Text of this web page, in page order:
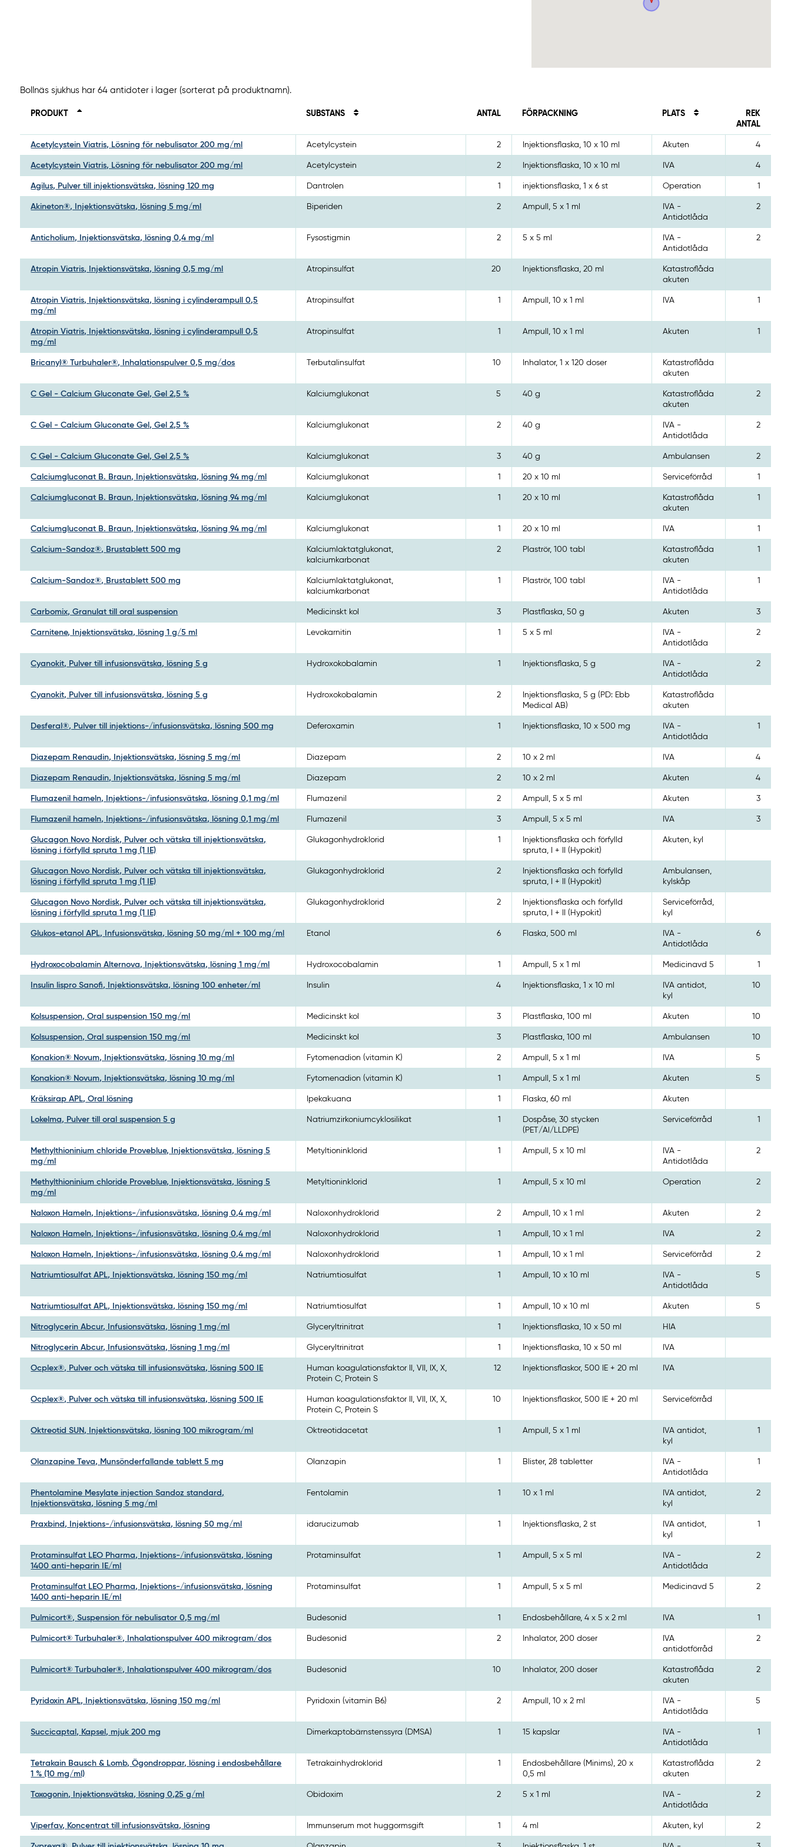
Bollnäs sjukhus har 64 antidoter i lager (sorterat på produktnamn).
PRODUKT SUBSTANS ANTAL FÖRPACKNING PLATS
REK
ANTAL
Acetylcystein Viatris, Lösning för nebulisator 200 mg/ml Acetylcystein 2 Injektionsflaska, 10 x 10 ml Akuten 4
Acetylcystein Viatris, Lösning för nebulisator 200 mg/ml Acetylcystein 2 Injektionsflaska, 10 x 10 ml IVA 4
Agilus, Pulver till injektionsvätska, lösning 120 mg Dantrolen 1 injektionsflaska, 1 x 6 st Operation 1
Akineton®, Injektionsvätska, lösning 5 mg/ml Biperiden 2 Ampull, 5 x 1 ml
IVA -
Antidotlåda
2
Anticholium, Injektionsvätska, lösning 0,4 mg/ml Fysostigmin 2 5 x 5 ml
IVA -
Antidotlåda
2
Atropin Viatris, Injektionsvätska, lösning 0,5 mg/ml Atropinsulfat 20 Injektionsflaska, 20 ml
Katastroflåda
akuten
Atropin Viatris, Injektionsvätska, lösning i cylinderampull 0,5
mg/ml
Atropinsulfat 1 Ampull, 10 x 1 ml IVA 1
Atropin Viatris, Injektionsvätska, lösning i cylinderampull 0,5
mg/ml
Atropinsulfat 1 Ampull, 10 x 1 ml Akuten 1
Bricanyl® Turbuhaler®, Inhalationspulver 0,5 mg/dos Terbutalinsulfat 10 Inhalator, 1 x 120 doser
Katastroflåda
akuten
C Gel - Calcium Gluconate Gel, Gel 2,5 % Kalciumglukonat 5 40 g
Katastroflåda
akuten
2
C Gel - Calcium Gluconate Gel, Gel 2,5 % Kalciumglukonat 2 40 g
IVA -
Antidotlåda
2
C Gel - Calcium Gluconate Gel, Gel 2,5 % Kalciumglukonat 3 40 g Ambulansen 2
Calciumgluconat B. Braun, Injektionsvätska, lösning 94 mg/ml Kalciumglukonat 1 20 x 10 ml Serviceförråd 1
Calciumgluconat B. Braun, Injektionsvätska, lösning 94 mg/ml Kalciumglukonat 1 20 x 10 ml
Katastroflåda
akuten
1
Calciumgluconat B. Braun, Injektionsvätska, lösning 94 mg/ml Kalciumglukonat 1 20 x 10 ml IVA 1
Calcium-Sandoz®, Brustablett 500 mg
Kalciumlaktatglukonat,
kalciumkarbonat
2 Plaströr, 100 tabl
Katastroflåda
akuten
1
Calcium-Sandoz®, Brustablett 500 mg
Kalciumlaktatglukonat,
kalciumkarbonat
1 Plaströr, 100 tabl
IVA -
Antidotlåda
1
Carbomix, Granulat till oral suspension Medicinskt kol 3 Plastflaska, 50 g Akuten 3
Carnitene, Injektionsvätska, lösning 1 g/5 ml Levokarnitin 1 5 x 5 ml
IVA -
Antidotlåda
2
Cyanokit, Pulver till infusionsvätska, lösning 5 g Hydroxokobalamin 1 Injektionsflaska, 5 g
IVA -
Antidotlåda
2
Cyanokit, Pulver till infusionsvätska, lösning 5 g Hydroxokobalamin 2
Injektionsflaska, 5 g (PD: Ebb
Medical AB)
Katastroflåda
akuten
Desferal®, Pulver till injektions-/infusionsvätska, lösning 500 mg Deferoxamin 1 Injektionsflaska, 10 x 500 mg
IVA -
Antidotlåda
1
Diazepam Renaudin, Injektionsvätska, lösning 5 mg/ml Diazepam 2 10 x 2 ml IVA 4
Diazepam Renaudin, Injektionsvätska, lösning 5 mg/ml Diazepam 2 10 x 2 ml Akuten 4
Flumazenil hameln, Injektions-/infusionsvätska, lösning 0,1 mg/ml Flumazenil 2 Ampull, 5 x 5 ml Akuten 3
Flumazenil hameln, Injektions-/infusionsvätska, lösning 0,1 mg/ml Flumazenil 3 Ampull, 5 x 5 ml IVA 3
Glucagon Novo Nordisk, Pulver och vätska till injektionsvätska,
lösning i förfylld spruta 1 mg (1 IE)
Glukagonhydroklorid 1
Injektionsflaska och förfylld
spruta, I + II (Hypokit)
Akuten, kyl
Glucagon Novo Nordisk, Pulver och vätska till injektionsvätska,
lösning i förfylld spruta 1 mg (1 IE)
Glukagonhydroklorid 2
Injektionsflaska och förfylld
spruta, I + II (Hypokit)
Ambulansen,
kylskåp
Glucagon Novo Nordisk, Pulver och vätska till injektionsvätska,
lösning i förfylld spruta 1 mg (1 IE)
Glukagonhydroklorid 2
Injektionsflaska och förfylld
spruta, I + II (Hypokit)
Serviceförråd,
kyl
Glukos-etanol APL, Infusionsvätska, lösning 50 mg/ml + 100 mg/ml Etanol 6 Flaska, 500 ml
IVA -
Antidotlåda
6
Hydroxocobalamin Alternova, Injektionsvätska, lösning 1 mg/ml Hydroxocobalamin 1 Ampull, 5 x 1 ml Medicinavd 5 1
Insulin lispro Sanofi, Injektionsvätska, lösning 100 enheter/ml Insulin 4 Injektionsflaska, 1 x 10 ml
IVA antidot,
kyl
10
Kolsuspension, Oral suspension 150 mg/ml Medicinskt kol 3 Plastflaska, 100 ml Akuten 10
Kolsuspension, Oral suspension 150 mg/ml Medicinskt kol 3 Plastflaska, 100 ml Ambulansen 10
Konakion® Novum, Injektionsvätska, lösning 10 mg/ml Fytomenadion (vitamin K) 2 Ampull, 5 x 1 ml IVA 5
Konakion® Novum, Injektionsvätska, lösning 10 mg/ml Fytomenadion (vitamin K) 1 Ampull, 5 x 1 ml Akuten 5
Kräksirap APL, Oral lösning Ipekakuana 1 Flaska, 60 ml Akuten
Lokelma, Pulver till oral suspension 5 g Natriumzirkoniumcyklosilikat 1
Dospåse, 30 stycken
(PET/Al/LLDPE)
Serviceförråd 1
Methylthioninium chloride Proveblue, Injektionsvätska, lösning 5
mg/ml
Metyltioninklorid 1 Ampull, 5 x 10 ml
IVA -
Antidotlåda
2
Methylthioninium chloride Proveblue, Injektionsvätska, lösning 5
mg/ml
Metyltioninklorid 1 Ampull, 5 x 10 ml Operation 2
Naloxon Hameln, Injektions-/infusionsvätska, lösning 0,4 mg/ml Naloxonhydroklorid 2 Ampull, 10 x 1 ml Akuten 2
Naloxon Hameln, Injektions-/infusionsvätska, lösning 0,4 mg/ml Naloxonhydroklorid 1 Ampull, 10 x 1 ml IVA 2
Naloxon Hameln, Injektions-/infusionsvätska, lösning 0,4 mg/ml Naloxonhydroklorid 1 Ampull, 10 x 1 ml Serviceförråd 2
Natriumtiosulfat APL, Injektionsvätska, lösning 150 mg/ml Natriumtiosulfat 1 Ampull, 10 x 10 ml
IVA -
Antidotlåda
5
Natriumtiosulfat APL, Injektionsvätska, lösning 150 mg/ml Natriumtiosulfat 1 Ampull, 10 x 10 ml Akuten 5
Nitroglycerin Abcur, Infusionsvätska, lösning 1 mg/ml Glyceryltrinitrat 1 Injektionsflaska, 10 x 50 ml HIA
Nitroglycerin Abcur, Infusionsvätska, lösning 1 mg/ml Glyceryltrinitrat 1 Injektionsflaska, 10 x 50 ml IVA
Ocplex®, Pulver och vätska till infusionsvätska, lösning 500 IE
Human koagulationsfaktor II, VII, IX, X,
Protein C, Protein S
12 Injektionsflaskor, 500 IE + 20 ml IVA
Ocplex®, Pulver och vätska till infusionsvätska, lösning 500 IE
Human koagulationsfaktor II, VII, IX, X,
Protein C, Protein S
10 Injektionsflaskor, 500 IE + 20 ml Serviceförråd
Oktreotid SUN, Injektionsvätska, lösning 100 mikrogram/ml Oktreotidacetat 1 Ampull, 5 x 1 ml
IVA antidot,
kyl
1
Olanzapine Teva, Munsönderfallande tablett 5 mg Olanzapin 1 Blister, 28 tabletter
IVA -
Antidotlåda
1
Phentolamine Mesylate injection Sandoz standard,
Injektionsvätska, lösning 5 mg/ml
Fentolamin 1 10 x 1 ml
IVA antidot,
kyl
2
Praxbind, Injektions-/infusionsvätska, lösning 50 mg/ml idarucizumab 1 Injektionsflaska, 2 st
IVA antidot,
kyl
1
Protaminsulfat LEO Pharma, Injektions-/infusionsvätska, lösning
1400 anti-heparin IE/ml
Protaminsulfat 1 Ampull, 5 x 5 ml
IVA -
Antidotlåda
2
Protaminsulfat LEO Pharma, Injektions-/infusionsvätska, lösning
1400 anti-heparin IE/ml
Protaminsulfat 1 Ampull, 5 x 5 ml Medicinavd 5 2
Pulmicort®, Suspension för nebulisator 0,5 mg/ml Budesonid 1 Endosbehållare, 4 x 5 x 2 ml IVA 1
Pulmicort® Turbuhaler®, Inhalationspulver 400 mikrogram/dos Budesonid 2 Inhalator, 200 doser
IVA
antidotförråd
2
Pulmicort® Turbuhaler®, Inhalationspulver 400 mikrogram/dos Budesonid 10 Inhalator, 200 doser
Katastroflåda
akuten
2
Pyridoxin APL, Injektionsvätska, lösning 150 mg/ml Pyridoxin (vitamin B6) 2 Ampull, 10 x 2 ml
IVA -
Antidotlåda
5
Succicaptal, Kapsel, mjuk 200 mg Dimerkaptobärnstenssyra (DMSA) 1 15 kapslar
IVA -
Antidotlåda
1
Tetrakain Bausch & Lomb, Ögondroppar, lösning i endosbehållare
1 % (10 mg/ml)
Tetrakainhydroklorid 1
Endosbehållare (Minims), 20 x
0,5 ml
Katastroflåda
akuten
2
Toxogonin, Injektionsvätska, lösning 0,25 g/ml Obidoxim 2 5 x 1 ml
IVA -
Antidotlåda
2
Viperfav, Koncentrat till infusionsvätska, lösning Immunserum mot huggormsgift 1 4 ml Akuten, kyl 2